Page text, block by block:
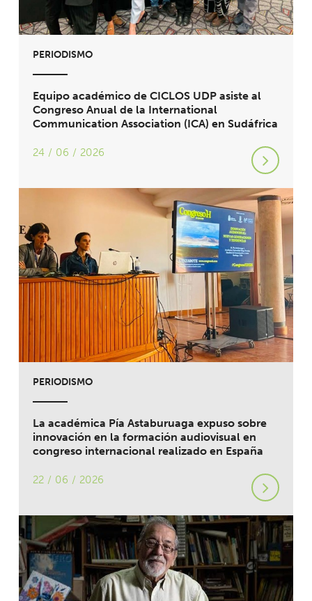
PERIODISMO
Equipo académico de CICLOS UDP asiste al
Congreso Anual de la International
Communication Association (ICA) en Sudáfrica
24 / 06 / 2026
PERIODISMO
La académica Pía Astaburuaga expuso sobre
innovación en la formación audiovisual en
congreso internacional realizado en España
22 / 06 / 2026